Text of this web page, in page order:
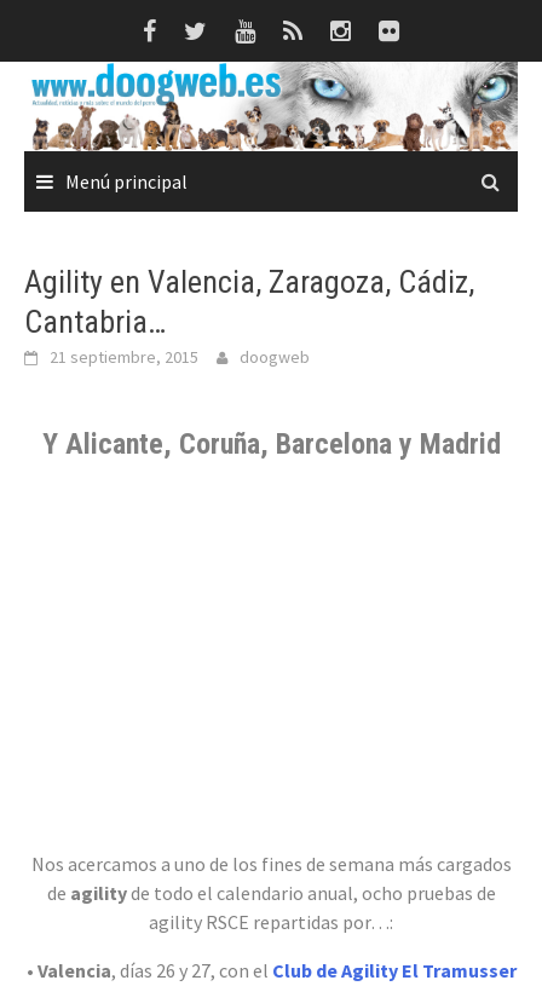
Menú principal
Agility en Valencia, Zaragoza, Cádiz,
Cantabria…
21 septiembre, 2015 doogweb
Y Alicante, Coruña, Barcelona y Madrid
Nos acercamos a uno de los fines de semana más cargados
de agilityde todo el calendario anual, ocho pruebas de
agility RSCE repartidas por…:
• Valencia, días 26 y 27, con el Club de Agility El Tramusser